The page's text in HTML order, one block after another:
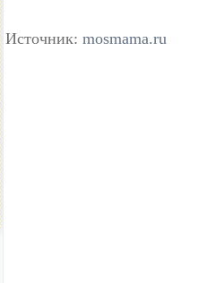
Источник: mosmama.ru